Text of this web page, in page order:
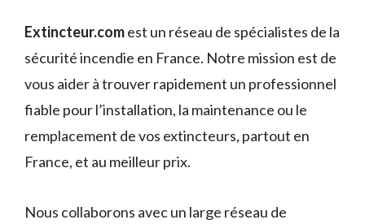
Extincteur.comest un réseau de spécialistes de la
sécurité incendie en France. Notre mission est de
vous aider à trouver rapidement un professionnel
fiable pour l’installation, la maintenance ou le
remplacement de vos extincteurs, partout en
France, et au meilleur prix.
Nous collaborons avec un large réseau de